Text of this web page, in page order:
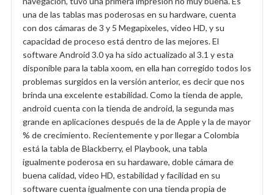
una de las tablas mas poderosas en su hardware, cuenta
con dos cámaras de 3 y 5 Megapixeles, video HD, y su
capacidad de proceso está dentro de las mejores. El
software Android 3.0 ya ha sido actualizado al 3.1 y esta
disponible para la tabla xoom, en ella han corregido todos los
problemas surgidos en la versión anterior, es decir que nos
brinda una excelente estabilidad. Como la tienda de apple,
android cuenta con la tienda de android, la segunda mas
grande en aplicaciones después de la de Apple y la de mayor
% de crecimiento. Recientemente y por llegar a Colombia
está la tabla de Blackberry, el Playbook, una tabla
igualmente poderosa en su hardaware, doble cámara de
buena calidad, video HD, estabilidad y facilidad en su
software cuenta igualmente con una tienda propia de